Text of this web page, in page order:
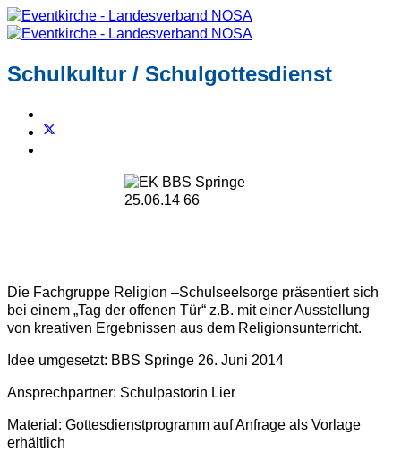
Schulkultur / Schulgottesdienst
Die Fachgruppe Religion –Schulseelsorge präsentiert sich
bei einem „Tag der offenen Tür“ z.B. mit einer Ausstellung
von kreativen Ergebnissen aus dem Religionsunterricht.
Idee umgesetzt: BBS Springe 26. Juni 2014
Ansprechpartner: Schulpastorin Lier
Material: Gottesdienstprogramm auf Anfrage als Vorlage
erhältlich